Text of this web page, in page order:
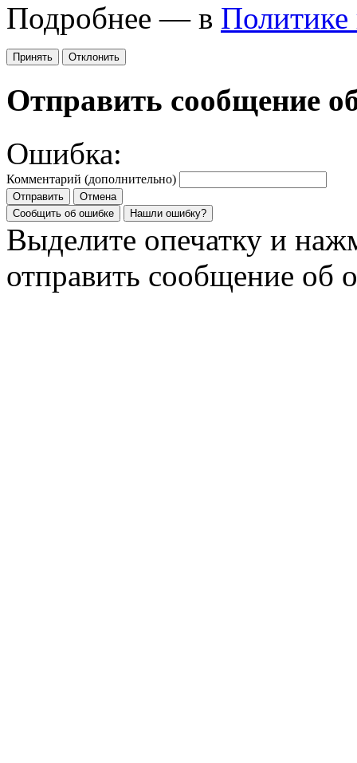
Подробнее — в Политике
Принять Отклонить
Отправить сообщение
Ошибка:
Комментарий (дополнительно)
Отправить
Отмена
Сообщить об ошибке
Нашли ошибку?
Выделите опечатку и
отправить сообщение об